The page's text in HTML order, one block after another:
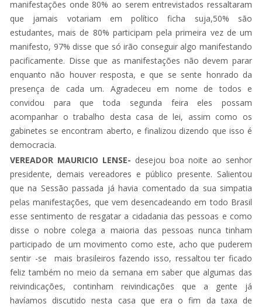
manifestações onde 80% ao serem entrevistados ressaltaram
que jamais votariam em político ficha suja,50% são
estudantes, mais de 80% participam pela primeira vez de um
manifesto, 97% disse que só irão conseguir algo manifestando
pacificamente. Disse que as manifestações não devem parar
enquanto não houver resposta, e que se sente honrado da
presença de cada um. Agradeceu em nome de todos e
convidou para que toda segunda feira eles possam
acompanhar o trabalho desta casa de lei, assim como os
gabinetes se encontram aberto, e finalizou dizendo que isso é
democracia.
VEREADOR MAURICIO LENSE- desejou boa noite ao senhor
presidente, demais vereadores e público presente. Salientou
que na Sessão passada já havia comentado da sua simpatia
pelas manifestações, que vem desencadeando em todo Brasil
esse sentimento de resgatar a cidadania das pessoas e como
disse o nobre colega a maioria das pessoas nunca tinham
participado de um movimento como este, acho que puderem
sentir -se mais brasileiros fazendo isso, ressaltou ter ficado
feliz também no meio da semana em saber que algumas das
reivindicações, continham reivindicações que a gente já
havíamos discutido nesta casa que era o fim da taxa de